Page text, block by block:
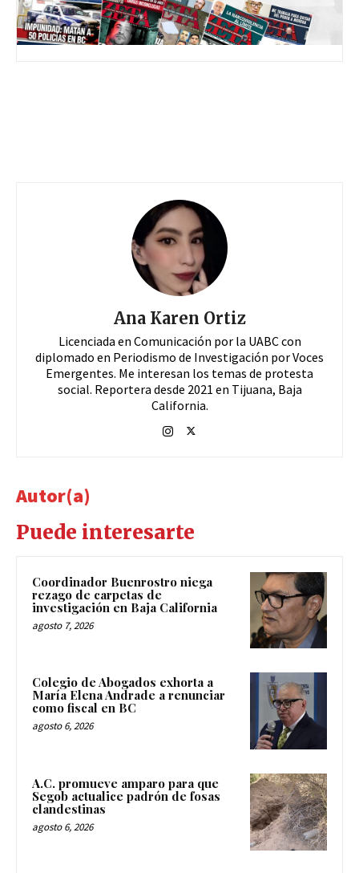
Ana Karen Ortiz
Licenciada en Comunicación por la UABC con
diplomado en Periodismo de Investigación por Voces
Emergentes. Me interesan los temas de protesta
social. Reportera desde 2021 en Tijuana, Baja
California.
Autor(a)
Puede interesarte
Coordinador Buenrostro niega
rezago de carpetas de
investigación en Baja California
agosto 7, 2026
Colegio de Abogados exhorta a
María Elena Andrade a renunciar
como fiscal en BC
agosto 6, 2026
A.C. promueve amparo para que
Segob actualice padrón de fosas
clandestinas
agosto 6, 2026